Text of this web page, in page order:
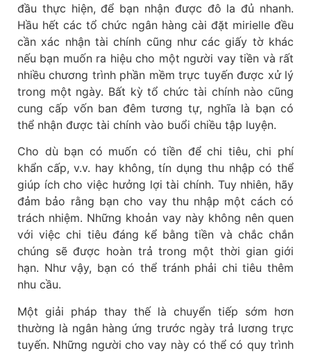
đầu thực hiện, để bạn nhận được đô la đủ nhanh.
Hầu hết các tổ chức ngân hàng cài đặt mirielle đều
cần xác nhận tài chính cũng như các giấy tờ khác
nếu bạn muốn ra hiệu cho một người vay tiền và rất
nhiều chương trình phần mềm trực tuyến được xử lý
trong một ngày. Bất kỳ tổ chức tài chính nào cũng
cung cấp vốn ban đêm tương tự, nghĩa là bạn có
thể nhận được tài chính vào buổi chiều tập luyện.
Cho dù bạn có muốn có tiền để chi tiêu, chi phí
khẩn cấp, v.v. hay không, tín dụng thu nhập có thể
giúp ích cho việc hưởng lợi tài chính. Tuy nhiên, hãy
đảm bảo rằng bạn cho vay thu nhập một cách có
trách nhiệm. Những khoản vay này không nên quen
với việc chi tiêu đáng kể bằng tiền và chắc chắn
chúng sẽ được hoàn trả trong một thời gian giới
hạn. Như vậy, bạn có thể tránh phải chi tiêu thêm
nhu cầu.
Một giải pháp thay thế là chuyển tiếp sớm hơn
thường là ngân hàng ứng trước ngày trả lương trực
tuyến. Những người cho vay này có thể có quy trình